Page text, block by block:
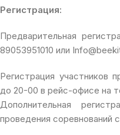
Регистрация:
Предварительная
89053951010 или
Регистрация участников
до 20-00 в рейс-офисе на
Дополнительная
проведения соревнований